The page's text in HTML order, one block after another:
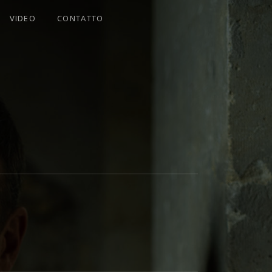
VIDEO CONTATTO